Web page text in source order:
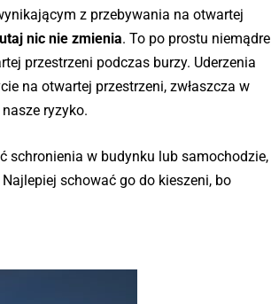
z przebywania na otwartej
nic nie zmienia. To po prostu niemądre
przestrzeni podczas burzy. Uderzenia
na otwartej przestrzeni, zwłaszcza w
ryzyko.
schronienia w budynku lub samochodzie,
schować go do kieszeni, bo